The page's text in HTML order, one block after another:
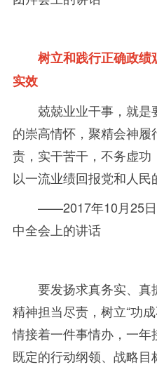
树立和践行正确政
实效
兢兢业业干事，就
的崇高情怀，聚精会神
责，实干苦干，不务虚功
以一流业绩回报党和人民
——2017年10月25
中全会上的讲话
要发扬求真务实、真
精神担当尽责，树立“功
情接着一件事情办，一
既定的行动纲领、战略目